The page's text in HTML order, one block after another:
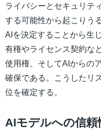
ライバシーとセキュリテ
する可能性から起こりう
AIを決定することから生
有権やライセンス契約な
使用権、そしてAIからの
確保である。こうしたリ
位を確定する。
AIモデルへの信頼